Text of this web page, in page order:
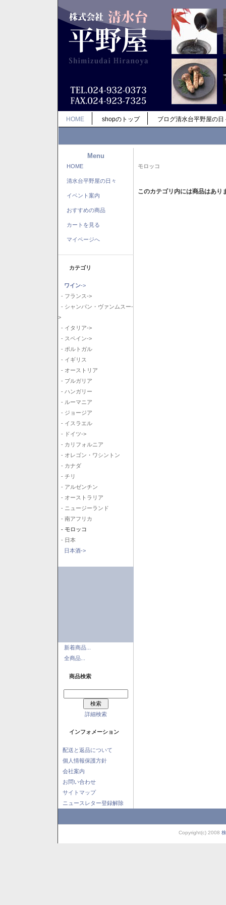
HOME shopのトップ ブログ清水台平野屋の日
Menu
HOME
清水台平野屋の日々
イベント案内
おすすめの商品
カートを見る
マイページへ
カテゴリ
ワイン->
- フランス->
- シャンパン・ヴァンムスー-
>
- イタリア->
- スペイン->
- ポルトガル
- イギリス
- オーストリア
- ブルガリア
- ハンガリー
- ルーマニア
- ジョージア
- イスラエル
- ドイツ->
- カリフォルニア
- オレゴン・ワシントン
- カナダ
- チリ
- アルゼンチン
- オーストラリア
- ニュージーランド
- 南アフリカ
- モロッコ
- 日本
日本酒->
新着商品...
全商品...
商品検索
詳細検索
インフォメーション
配送と返品について
個人情報保護方針
会社案内
お問い合わせ
サイトマップ
ニュースレター登録解除
モロッコ
このカテゴリ内には商品はあり
Copyright(c) 2008